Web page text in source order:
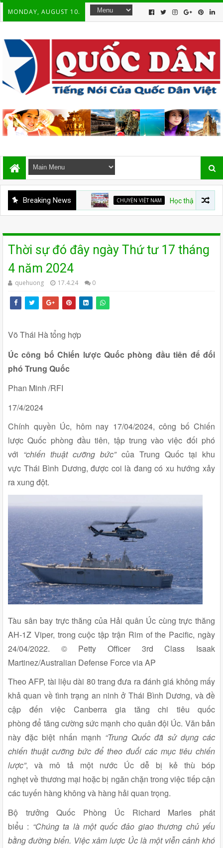
MONDAY, AUGUST 10.
Breaking News CHUYỆN VIỆT NAM Học thật thì đâu cần thi cử
Thời sự đó đây ngày Thứ tư 17 tháng
4 năm 2024
quehuong 17.4.24 0
Võ Thái Hà tổng hợp
Úc công bố Chiến lược Quốc phòng đầu tiên để đối
phó Trung Quốc
Phan Minh /RFI
17/4/2024
Chính quyền Úc, hôm nay 17/04/2024, công bố Chiến
lược Quốc phòng đầu tiên, tập trung vào việc đối phó
với “chiến thuật cưỡng bức”của Trung Quốc tại khu
vực Thái Bình Dương, được coi là đang có xu hướng xảy
ra xung đột.
Tàu sân bay trực thăng của Hải quân Úc cùng trực thăng
AH-1Z Viper, trong cuộc tập trận Rim of the Pacific, ngày
24/04/2022. © Petty Officer 3rd Class Isaak
Martinez/Australian Defense Force via AP
Theo AFP, tài liệu dài 80 trang đưa ra đánh giá không mấy
khả quan về tình trạng an ninh ở Thái Bình Dương, và đề
cập đến việc Canberra gia tăng chi tiêu quốc
phòng để tăng cường sức mạnh cho quân đội Úc. Văn bản
này đặc biệt nhấn mạnh “Trung Quốc đã sử dụng các
chiến thuật cưỡng bức để theo đuổi các mục tiêu chiến
lược”, và mô tả một nước Úc dễ bị kẻ thù bóp
nghẹt về thương mại hoặc bị ngăn chặn trong việc tiếp cận
các tuyến hàng không và hàng hải quan trọng.
Bộ trưởng Quốc Phòng Úc Richard Marles phát
biểu : “Chúng ta là một quốc đảo giao thương chủ yếu
bằng đường biển. Việc xâm lược Úc là một viễn cảnh khó